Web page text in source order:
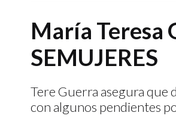
María Teresa
SEMUJERES
Tere Guerra asegura que
con algunos pendientes